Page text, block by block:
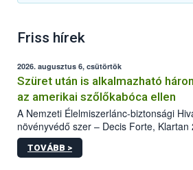
Friss hírek
2026. augusztus 6, csütörtök
Szüret után is alkalmazható
az amerikai szőlőkabóca ellen
A Nemzeti Élelmiszerlánc-biztonsági
növényvédő szer – Decis Forte, Klartan
engedélyokiratát módosította, így azok a
egészen a vesszőérettség (BBCH 91)
TOVÁBB >